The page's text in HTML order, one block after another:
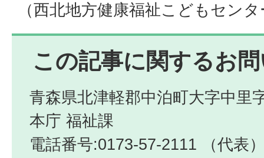
（西北地方健康福祉こどもセン
この記事に関するお
青森県北津軽郡中泊町大字中里
本庁 福祉課
電話番号:0173-57-2111 （代表